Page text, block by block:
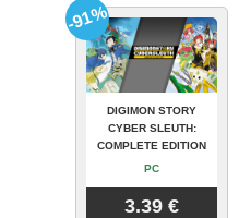
DIGIMON STORY
CYBER SLEUTH:
COMPLETE EDITION
PC
3.39 €
-91%